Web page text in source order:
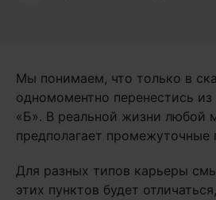
Мы понимаем, что только в
одномоментно перенестись из
«Б». В реальной жизни любой
предполагает промежуточные
Для разных типов карьеры
этих пунктов будет